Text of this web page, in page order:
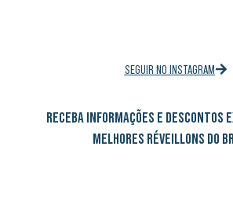
SEGUIR NO INSTAGRAM
RECEBA INFORMAÇÕES E DESCONTOS
MELHORES RÉVEILLONS DO